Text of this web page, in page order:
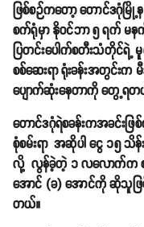
ဖြစ်စဉ်ကတော့ တောင်ဒဂုံမ
စက်ရုံမှာ နိုဝင်ဘာ ၅ ရက် မ
ပြတင်းပေါက်စတီးသံတိုင်
စစ်ဆေးရာ ရုံးခန်းအတွင်းက
ပျောက်ဆုံးနေတာကို တွေ့ရ
တောင်ဒဂုံရဲစခန်းကအခင်းဖ
စုံစမ်းရာ အဆိုပါ ငွေ ၁၅ သိန်
လို့ လွန်ခဲ့တဲ့ ၁ လလောက်က
အောင် (ခ) အောင်ကို ဆိုသူဖြ
တယ်။